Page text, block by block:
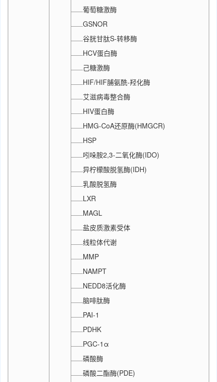
葡萄糖激酶
GSNOR
谷胱甘肽S-转移酶
HCV蛋白酶
己糖激酶
HIF/HIF脯氨酰-羟化酶
艾滋病毒整合酶
HIV蛋白酶
HMG-CoA还原酶(HMGCR)
HSP
吲哚胺2,3-二氧化酶(IDO)
异柠檬酸脱氢酶(IDH)
乳酸脱氢酶
LXR
MAGL
盐皮质激素受体
线粒体代谢
MMP
NAMPT
NEDD8活化酶
脑啡肽酶
PAI-1
PDHK
PGC-1α
磷酸酶
磷酸二酯酶(PDE)